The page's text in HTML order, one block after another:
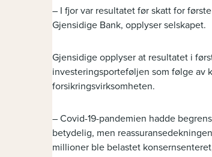
– I fjor var resultatet før skatt for
Gjensidige Bank, opplyser selskapet.
Gjensidige opplyser at resultatet i
investeringsporteføljen som følge av
forsikringsvirksomheten.
– Covid-19-pandemien hadde
betydelig, men
millioner ble belastet